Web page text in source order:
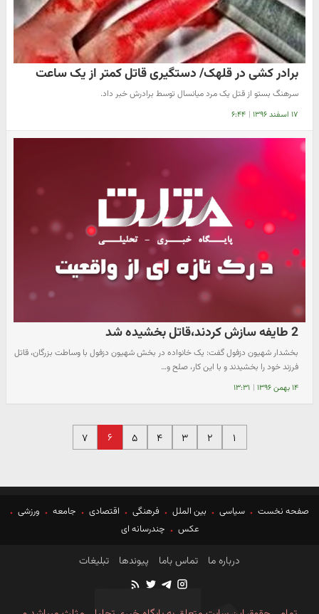
برادر کشی در قلهک/ دستگیری قاتل کمتر از یک ساعت
سرهنگ بستو از قتل یک مرد میانسال توسط برادرش خبر داد.
۱۷ اسفند ۱۳۹۶ | ۶:۴۴
2 طایفه سازش کردند،قاتل بخشیده شد
بخشدار شهیون دزفول گفت: یک خانواده در بخش شهیون دزفول با وساطت بزرگان، قاتل
فرزند خود را بخشیدند و با این کار، صلح و…
۱۴ بهمن ۱۳۹۶ | ۱۳:۳۱
۱ ۲ ۳ ۴ ۵ ۶ ۷
صفحه نخست سیاسی بین الملل فرهنگی اقتصادی جامعه
ورزشی
عکس
چندرسانه ای
درباره ما تماس باما پیوندها تبلیغات